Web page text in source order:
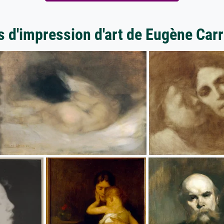
d'impression d'art de Eugène